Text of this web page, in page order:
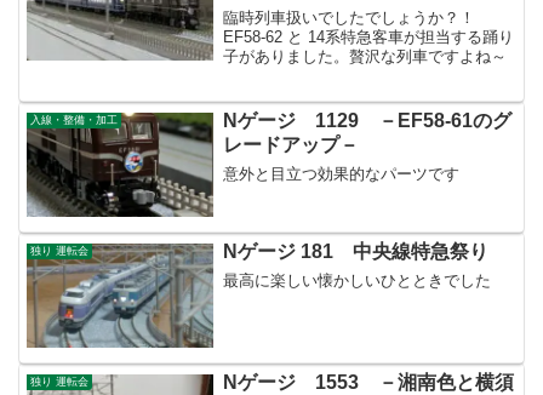
臨時列車扱いでしたでしょうか？！
EF58-62 と 14系特急客車が担当する踊り
子がありました。贅沢な列車ですよね～
入線・整備・加工
Nゲージ 1129 －EF58-61のグ
レードアップ－
意外と目立つ効果的なパーツです
独り 運転会 Nゲージ 181 中央線特急祭り
最高に楽しい懐かしいひとときでした
独り 運転会
Nゲージ 1553 －湘南色と横須